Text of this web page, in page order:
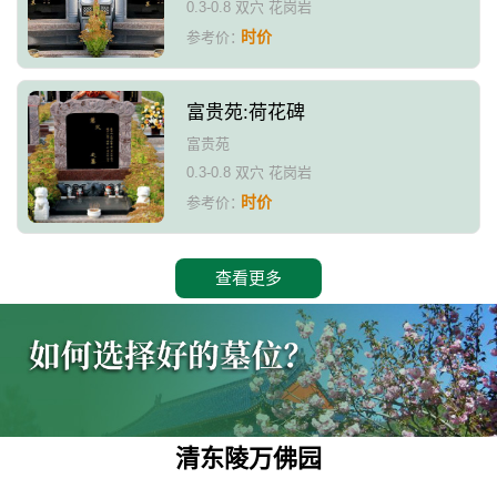
0.3-0.8 双穴 花岗岩
参考价：时价
富贵苑:荷花碑
富贵苑
0.3-0.8 双穴 花岗岩
参考价：时价
查看更多
清东陵万佛园